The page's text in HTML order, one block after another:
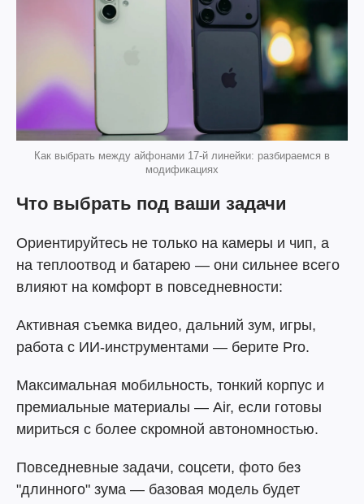
Как выбрать между айфонами 17-й линейки: разбираемся в
модификациях
Что выбрать под ваши задачи
Ориентируйтесь не только на камеры и чип, а
на теплоотвод и батарею — они сильнее всего
влияют на комфорт в повседневности:
Активная съемка видео, дальний зум, игры,
работа с ИИ-инструментами — берите Pro.
Максимальная мобильность, тонкий корпус и
премиальные материалы — Air, если готовы
мириться с более скромной автономностью.
Повседневные задачи, соцсети, фото без
"длинного" зума — базовая модель будет